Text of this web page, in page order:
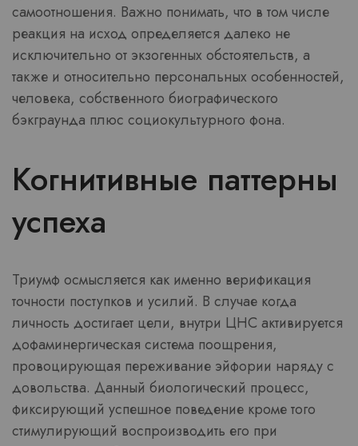
самоотношения. Важно понимать, что в том числе
реакция на исход определяется далеко не
исключительно от экзогенных обстоятельств, а
также и относительно персональных особенностей,
человека, собственного биографического
бэкграунда плюс социокультурного фона.
Когнитивные паттерны
успеха
Триумф осмысляется как именно верификация
точности поступков и усилий. В случае когда
личность достигает цели, внутри ЦНС активируется
дофаминергическая система поощрения,
провоцирующая переживание эйфории наряду с
довольства. Данный биологический процесс,
фиксирующий успешное поведение кроме того
стимулирующий воспроизводить его при